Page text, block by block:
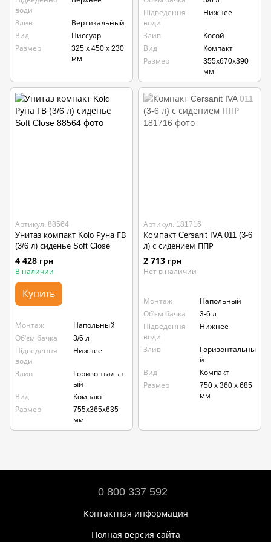
води
Злив
Вертикальный
Вид
Писсуар
Размер
325 x 450 x 230
мм
Підведення
води
Нижнее
Злив
Косой
Вид
Компакт
Размер
355х670х390
мм
Артикул: 88564
Унитаз компакт Kolo Руна ГВ
(3/6 л) сиденье Soft Close
4 428 грн
В наличии
Купить
Монтаж
Напольный
Об'єм бачка
3/6 л
Підведення
води
Нижнее
Злив
Горизонтальн
ый
Вид
Компакт
Размер
755x365x635
мм
Артикул: 181716
Компакт Cersanit IVA 011 (3-6
л) с сидением ППР
2 713 грн
Нет в наличии
Монтаж
Напольный
Об'єм бачка
3-6 л
Підведення
води
Нижнее
Злив
Горизонтальны
й
Вид
Компакт
Размер
750 x 360 x 685
мм
0 800 337 592
Контактная информация
Полная версия сайта